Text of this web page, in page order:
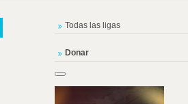
Todas las ligas
Donar